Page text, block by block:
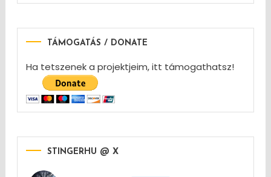
TÁMOGATÁS / DONATE
Ha tetszenek a projektjeim, itt támogathatsz!
STINGERHU @ X